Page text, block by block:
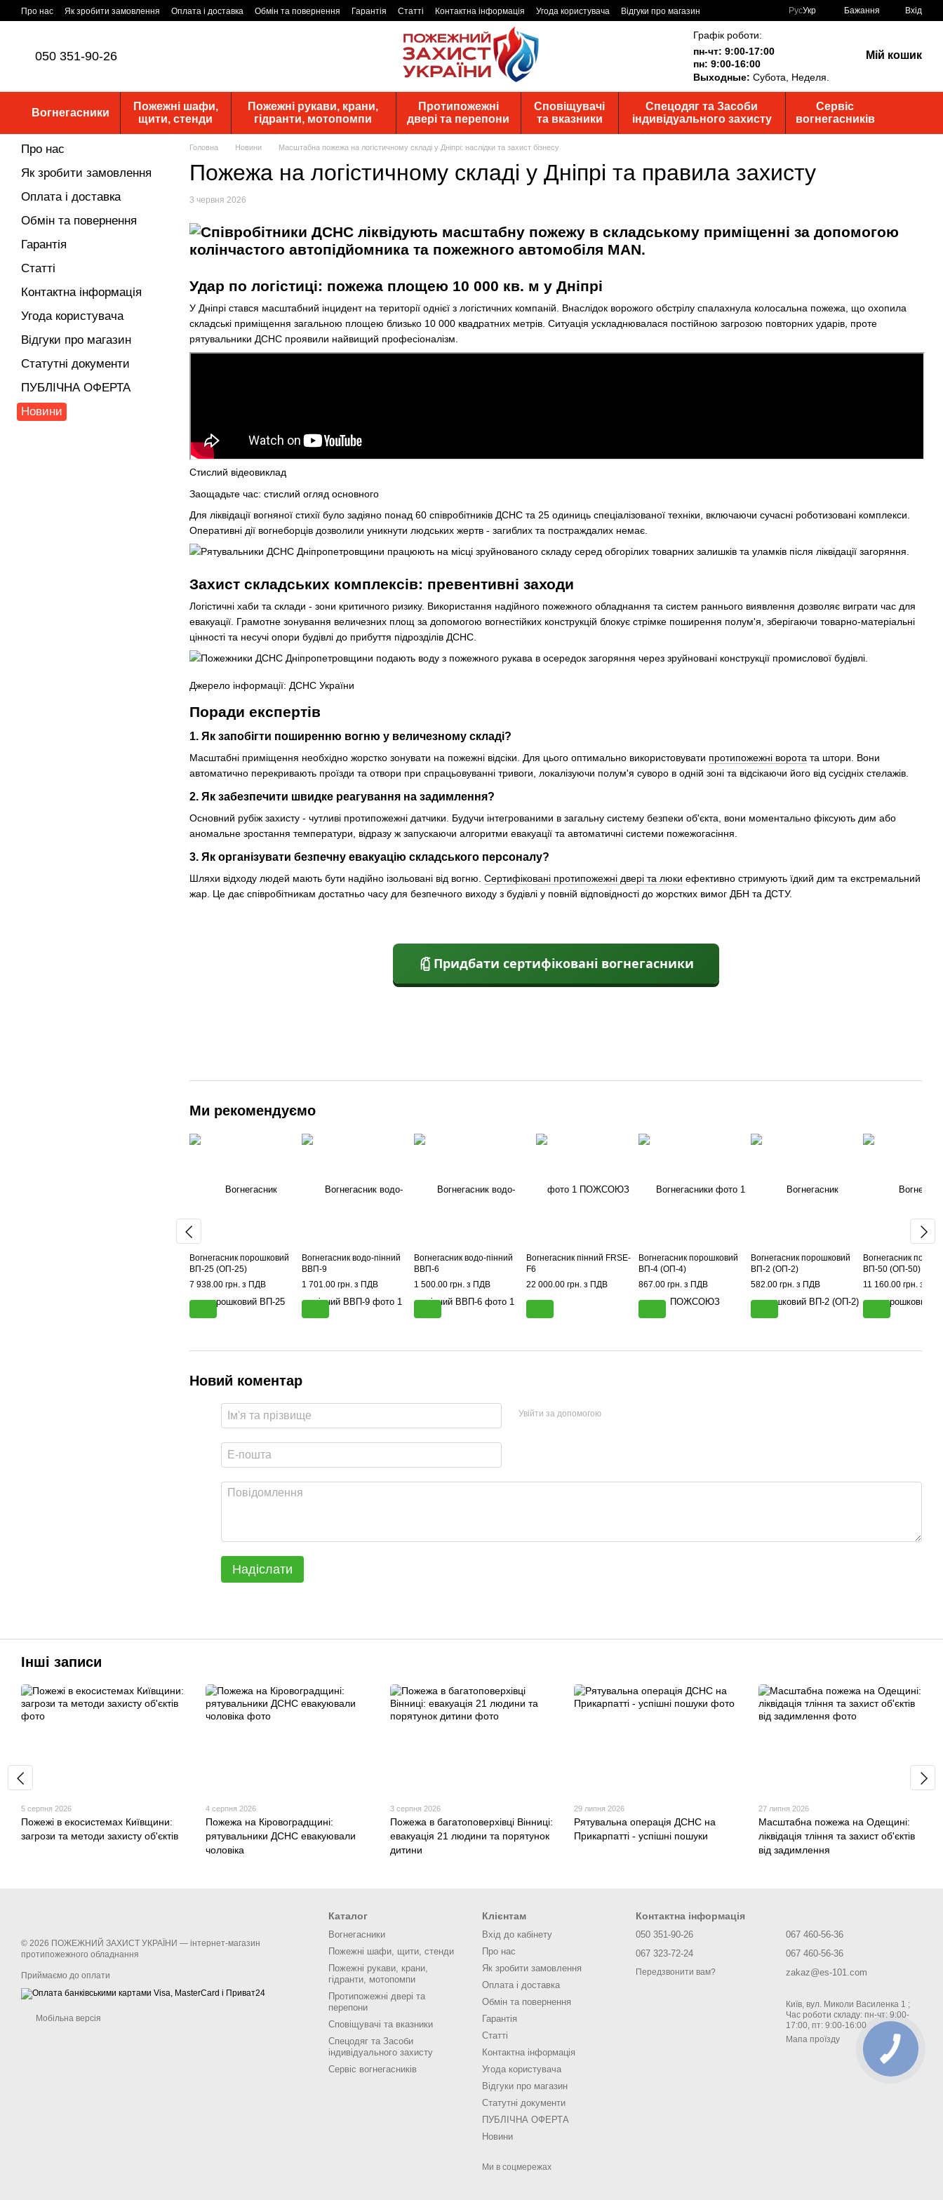
Перейти до основного контенту
Про нас Як зробити замовлення Оплата і доставка Обмін та повернення Гарантія Статті Контактна інформація Угода користувача
Відгуки про магазин
РусУкр Бажання Вхід
050 351-90-26
Графік роботи:
пн-чт: 9:00-17:00
пн: 9:00-16:00
Выходные: Субота, Неделя.
Мій кошик
Вогнегасники
Пожежні шафи,
щити, стенди
Пожежні рукави, крани,
гідранти, мотопомпи
Протипожежні
двері та перепони
Сповіщувачі
та вказники
Спецодяг та Засоби
індивідуального захисту
Сервіс
вогнегасників
Головна Новини Масштабна пожежа на логістичному складі у Дніпрі: наслідки та захист бізнесу
Пожежа на логістичному складі у Дніпрі та правила захисту
3 червня 2026
Удар по логістиці: пожежа площею 10 000 кв. м у Дніпрі
У Дніпрі стався масштабний інцидент на території однієї з логістичних компаній. Внаслідок ворожого обстрілу спалахнула колосальна пожежа, що охопила
складські приміщення загальною площею близько 10 000 квадратних метрів. Ситуація ускладнювалася постійною загрозою повторних ударів, проте
рятувальники ДСНС проявили найвищий професіоналізм.
Стислий відеовиклад
Заощадьте час: стислий огляд основного
Для ліквідації вогняної стихії було задіяно понад 60 співробітників ДСНС та 25 одиниць спеціалізованої техніки, включаючи сучасні роботизовані комплекси.
Оперативні дії вогнеборців дозволили уникнути людських жертв - загиблих та постраждалих немає.
Захист складських комплексів: превентивні заходи
Логістичні хаби та склади - зони критичного ризику. Використання надійного пожежного обладнання та систем раннього виявлення дозволяє виграти час для
евакуації. Грамотне зонування величезних площ за допомогою вогнестійких конструкцій блокує стрімке поширення полум'я, зберігаючи товарно-матеріальні
цінності та несучі опори будівлі до прибуття підрозділів ДСНС.
Джерело інформації: ДСНС України
Поради експертів
1. Як запобігти поширенню вогню у величезному складі?
Масштабні приміщення необхідно жорстко зонувати на пожежні відсіки. Для цього оптимально використовувати протипожежні ворота та штори. Вони
автоматично перекривають проїзди та отвори при спрацьовуванні тривоги, локалізуючи полум'я суворо в одній зоні та відсікаючи його від сусідніх стелажів.
2. Як забезпечити швидке реагування на задимлення?
Основний рубіж захисту - чутливі протипожежні датчики. Будучи інтегрованими в загальну систему безпеки об'єкта, вони моментально фіксують дим або
аномальне зростання температури, відразу ж запускаючи алгоритми евакуації та автоматичні системи пожежогасіння.
3. Як організувати безпечну евакуацію складського персоналу?
Шляхи відходу людей мають бути надійно ізольовані від вогню. Сертифіковані протипожежні двері та люки ефективно стримують їдкий дим та екстремальний
жар. Це дає співробітникам достатньо часу для безпечного виходу з будівлі у повній відповідності до жорстких вимог ДБН та ДСТУ.
Придбати сертифіковані вогнегасники
Ми рекомендуємо
Вогнегасник порошковий
ВП-25 (ОП-25)
7 938.00 грн. з ПДВ
Вогнегасник водо-пінний
ВВП-9
1 701.00 грн. з ПДВ
Вогнегасник водо-пінний
ВВП-6
1 500.00 грн. з ПДВ
Вогнегасник пінний FRSE-
F6
22 000.00 грн. з ПДВ
Вогнегасник порошковий
ВП-4 (ОП-4)
867.00 грн. з ПДВ
Вогнегасник порошковий
ВП-2 (ОП-2)
582.00 грн. з ПДВ
Вогнегасник
ВП-50 (ОП-50)
11 160.00 грн. з ПДВ
Новий коментар
Увійти за допомогою
Надіслати
Про нас
Як зробити замовлення
Оплата і доставка
Обмін та повернення
Гарантія
Статті
Контактна інформація
Угода користувача
Відгуки про магазин
Статутні документи
ПУБЛІЧНА ОФЕРТА
Новини
Інші записи
5 серпня 2026
Пожежі в екосистемах Київщини:
загрози та методи захисту об'єктів
4 серпня 2026
Пожежа на Кіровоградщині:
рятувальники ДСНС евакуювали
чоловіка
3 серпня 2026
Пожежа в багатоповерхівці Вінниці:
евакуація 21 людини та порятунок
дитини
29 липня 2026
Рятувальна операція ДСНС на
Прикарпатті - успішні пошуки
27 липня 2026
Масштабна пожежа на Одещині:
ліквідація тління та захист об'єктів
від задимлення
© 2026 ПОЖЕЖНИЙ ЗАХИСТ УКРАЇНИ — інтернет-магазин
протипожежного обладнання
Приймаємо до оплати
Мобільна версія
Каталог
Вогнегасники
Пожежні шафи, щити, стенди
Пожежні рукави, крани,
гідранти, мотопомпи
Протипожежні двері та
перепони
Сповіщувачі та вказники
Спецодяг та Засоби
індивідуального захисту
Сервіс вогнегасників
Клієнтам
Вхід до кабінету
Про нас
Як зробити замовлення
Оплата і доставка
Обмін та повернення
Гарантія
Статті
Контактна інформація
Угода користувача
Відгуки про магазин
Статутні документи
ПУБЛІЧНА ОФЕРТА
Новини
Ми в соцмережах
Контактна інформація
050 351-90-26
067 323-72-24
Передзвонити вам?
067 460-56-36
067 460-56-36
zakaz@es-101.com
Київ, вул. Миколи Василенка 1 ;
Час роботи складу: пн-чт: 9:00-
17:00, пт: 9:00-16:00
Мапа проїзду